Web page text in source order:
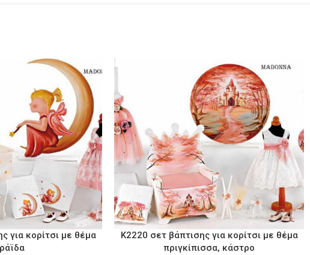
για κορίτσι με θέμα
Κ2220 σετ βάπτισης για κορίτσι με θέμα
πριγκίπισσα, κάστρο